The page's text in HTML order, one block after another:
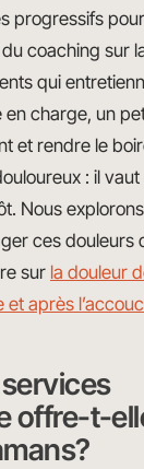
progressifs
coaching sur
qui
en charge, un
et rendre le
: il
Nous
ces douleurs
sur la douleur
après
offre-t-